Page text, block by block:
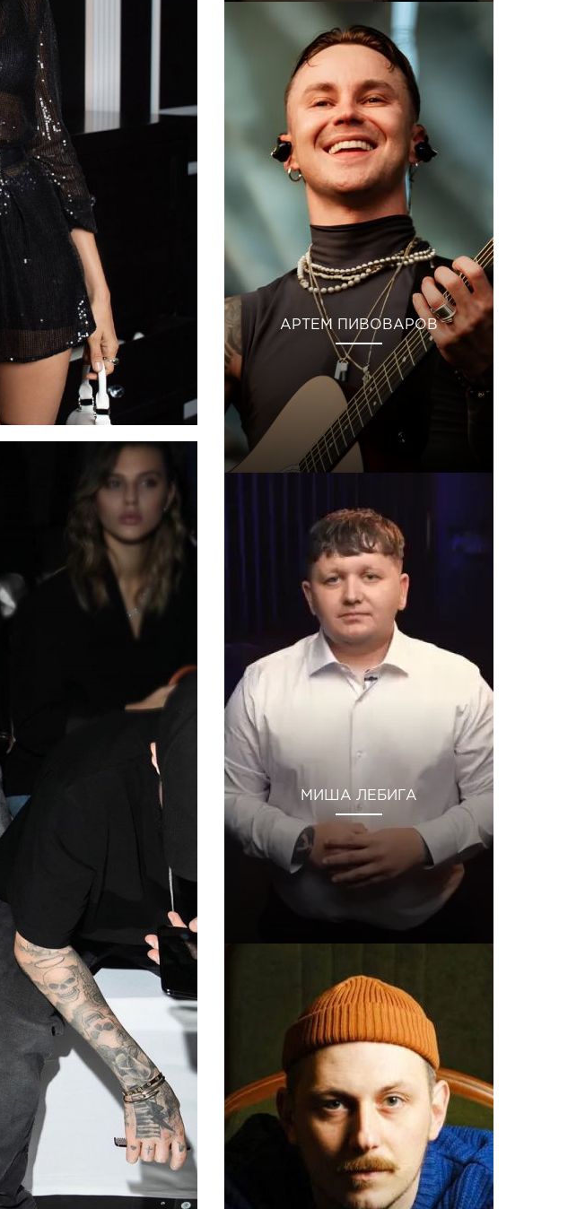
АРТЕМ ПИВОВАРОВ
МИША ЛЕБИГА